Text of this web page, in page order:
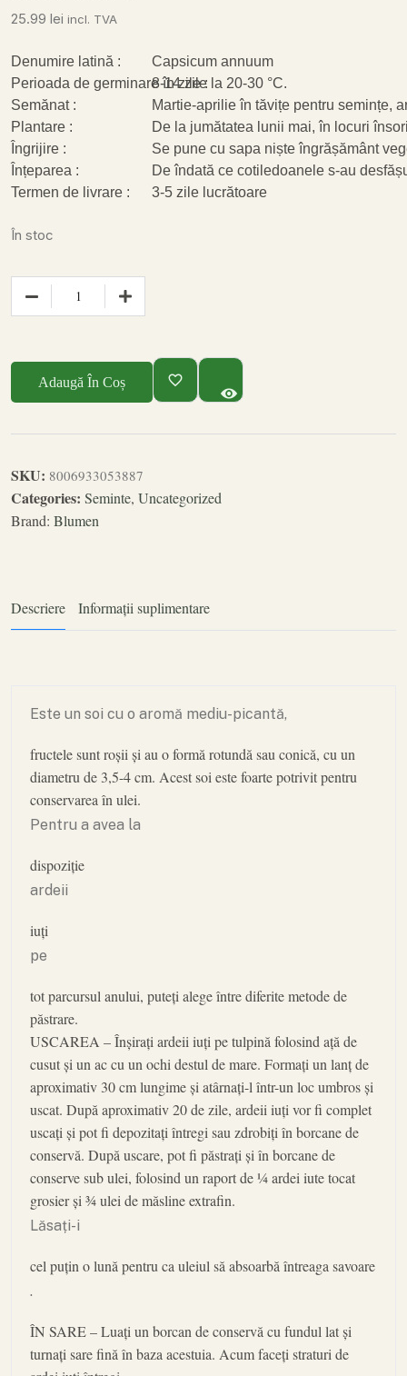
25.99 lei incl. TVA
Denumire latină :
Capsicum annuum
Perioada de germinare în zile :8-14 zile la 20-30 °C.
Semănat :
Martie-aprilie în tăvițe pentru semințe,
Plantare :
De la jumătatea lunii mai, în locuri
Îngrijire :
Se pune cu sapa niște îngrășământ
Înțeparea :
De îndată ce cotiledoanele s-au
Termen de livrare :
3-5 zile lucrătoare
În stoc
Adaugă În Coș
SKU: 8006933053887
Categories: Seminte, Uncategorized
Brand: Blumen
Descriere Informații suplimentare
Este un soi cu o aromă mediu-picantă,
fructele sunt roșii și au o formă rotundă sau conică, cu un
diametru de 3,5-4 cm. Acest soi este foarte potrivit pentru
conservarea în ulei.
Pentru a avea la
dispoziție
ardeii
iuți
pe
tot parcursul anului, puteți alege între diferite metode de
păstrare.
USCAREA – Înșirați ardeii iuți pe tulpină folosind ață de
cusut și un ac cu un ochi destul de mare. Formați un lanț de
aproximativ 30 cm lungime și atârnați-l într-un loc umbros și
uscat. După aproximativ 20 de zile, ardeii iuți vor fi complet
uscați și pot fi depozitați întregi sau zdrobiți în borcane de
conservă. După uscare, pot fi păstrați și în borcane de
conserve sub ulei, folosind un raport de ¼ ardei iute tocat
grosier și ¾ ulei de măsline extrafin.
Lăsați-i
cel puțin o lună pentru ca uleiul să absoarbă întreaga savoare
.
ÎN SARE – Luați un borcan de conservă cu fundul lat și
turnați sare fină în baza acestuia. Acum faceți straturi de